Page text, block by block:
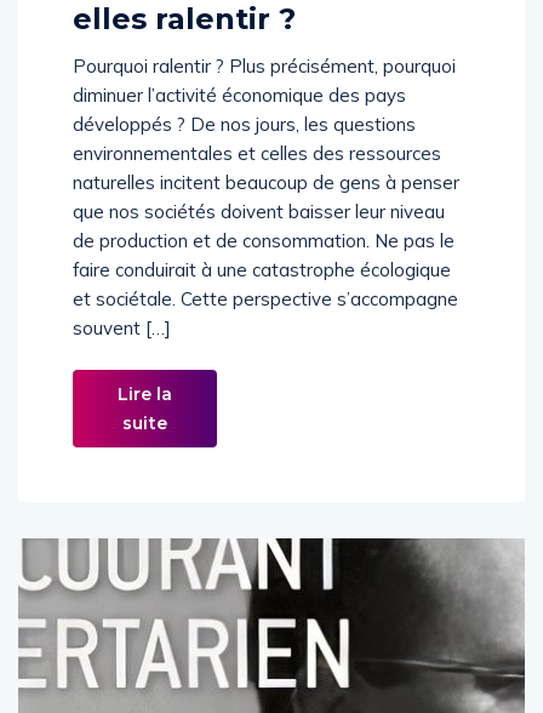
elles ralentir ?
Pourquoi ralentir ? Plus précisément, pourquoi
diminuer l’activité économique des pays
développés ? De nos jours, les questions
environnementales et celles des ressources
naturelles incitent beaucoup de gens à penser
que nos sociétés doivent baisser leur niveau
de production et de consommation. Ne pas le
faire conduirait à une catastrophe écologique
et sociétale. Cette perspective s’accompagne
souvent […]
Lire la
suite